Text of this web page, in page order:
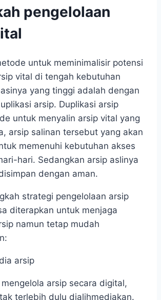
pengelolaan
untuk meminimalisir potensi
vital di tengah kebutuhan
yang tinggi adalah dengan
arsip. Duplikasi arsip
untuk menyalin arsip vital yang
arsip salinan tersebut yang akan
memenuhi kebutuhan akses
hari. Sedangkan arsip aslinya
dengan aman.
strategi pengelolaan arsip
diterapkan untuk menjaga
namun tetap mudah
arsip
arsip secara digital,
terlebih dulu dialihmediakan.